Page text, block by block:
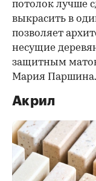
потолок лучше
выкрасить в
позволяет
несущие
защитным
Мария Паршина.
Акрил